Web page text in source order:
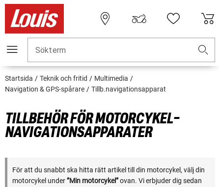
Sökterm
Startsida Teknik och fritid
Multimedia
Navigation & GPS-spårare
Tillb.navigationsapparat
TILLBEHÖR FÖR MOTORCYKEL-
NAVIGATIONSAPPARATER
För att du snabbt ska hitta rätt artikel till din motorcykel, välj din
motorcykel under”Min motorcykel”ovan. Vi erbjuder dig sedan